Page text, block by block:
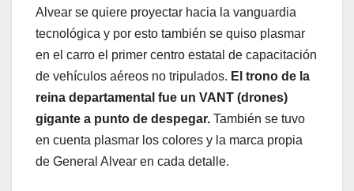
Alvear se quiere proyectar hacia la vanguardia
tecnológica y por esto también se quiso plasmar
en el carro el primer centro estatal de capacitación
de vehículos aéreos no tripulados. El trono de la
reina departamental fue un VANT (drones)
gigante a punto de despegar. También se tuvo
en cuenta plasmar los colores y la marca propia
de General Alvear en cada detalle.